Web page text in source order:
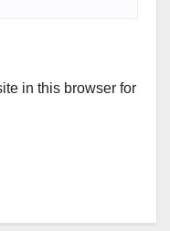
in this browser for